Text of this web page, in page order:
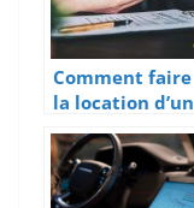
Comment faire
la location d’un
bureau ?